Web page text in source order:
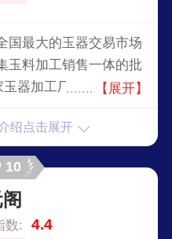
国最大的玉器交易市场
玉料加工销售一体的批
器加工厂每天都有各
和田玉加工人员，工艺
神迎来了许多爱好者的
自主创新开发出更多产
来选择。
【展开】
绍点击展开
10
数: 4.4